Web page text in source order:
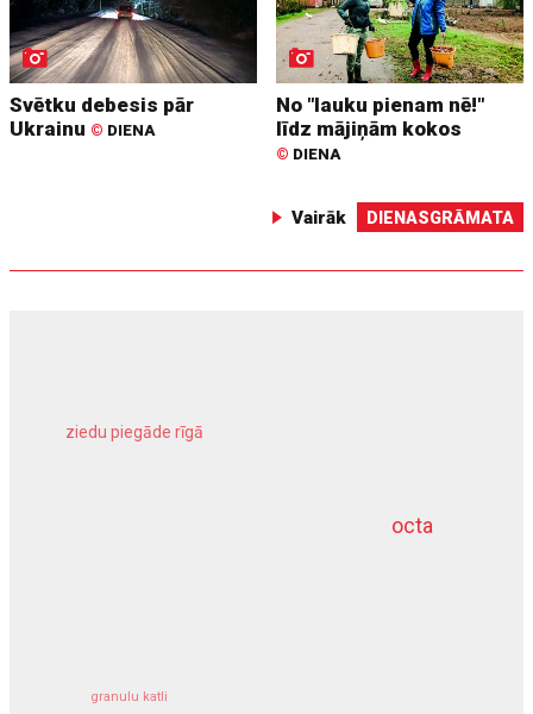
Svētku debesis pār
Ukrainu © DIENA
No "lauku pienam nē!"
līdz mājiņām kokos
© DIENA
Vairāk DIENASGRĀMATA
octa
ziedu piegāde rīgā
granulu katli
dziļurbums